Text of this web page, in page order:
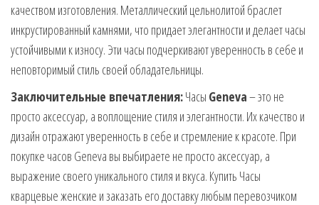
качеством изготовления. Металлический цельнолитой браслет
инкрустированный камнями, что придает элегантности и делает часы
устойчивыми к износу. Эти часы подчеркивают уверенность в себе и
неповторимый стиль своей обладательницы.
Заключительные впечатления:Часы Geneva– это не
просто аксессуар, а воплощение стиля и элегантности. Их качество и
дизайн отражают уверенность в себе и стремление к красоте. При
покупке часов Geneva вы выбираете не просто аксессуар, а
выражение своего уникального стиля и вкуса. Купить Часы
кварцевые женские и заказать его доставку любым перевозчиком